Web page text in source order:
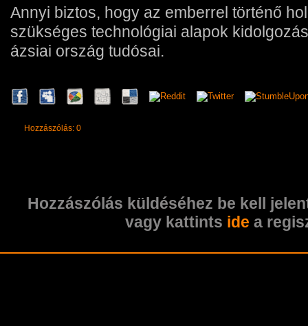
Annyi biztos, hogy az emberrel történő
szükséges technológiai alapok
ázsiai ország tudósai.
Hozzászólás: 0
Hozzászólás küldéséhez be kell
vagy kattints ide a